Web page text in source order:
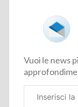
Vuoi le news
aziendale